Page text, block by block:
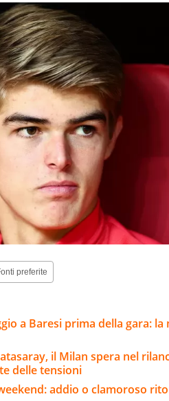
preferite
a Baresi prima della gara: la
il Milan spera nel
delle tensioni
addio o clamoroso